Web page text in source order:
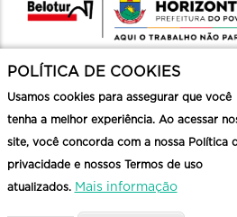
POLÍTICA DE COOKIES
Usamos cookies para assegurar que você
tenha a melhor experiência. Ao acessar
site, você concorda com a nossa Política
privacidade e nossos Termos de uso
atualizados. Mais informação